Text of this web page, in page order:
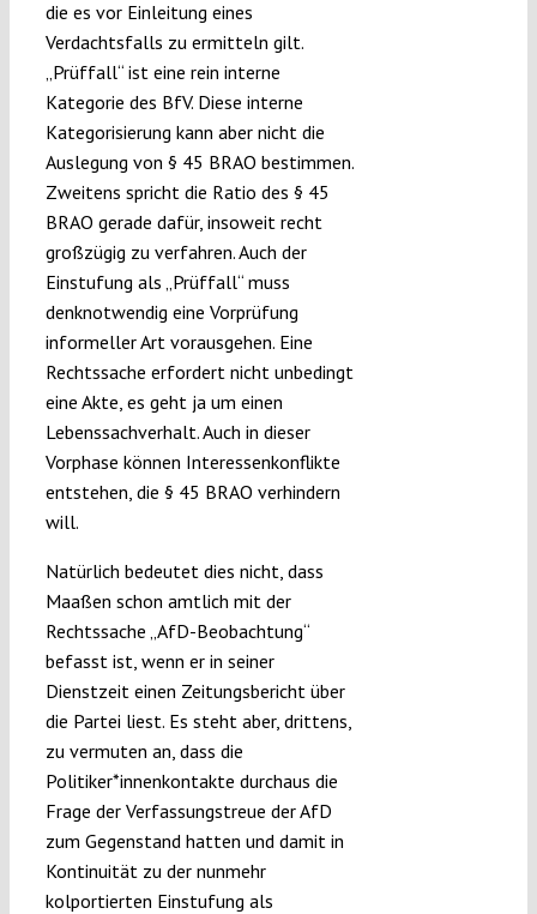
die es vor Einleitung eines
Verdachtsfalls zu ermitteln gilt.
„Prüffall“ ist eine rein interne
Kategorie des BfV. Diese interne
Kategorisierung kann aber nicht die
Auslegung von § 45 BRAO bestimmen.
Zweitens spricht die Ratio des § 45
BRAO gerade dafür, insoweit recht
großzügig zu verfahren. Auch der
Einstufung als „Prüffall“ muss
denknotwendig eine Vorprüfung
informeller Art vorausgehen. Eine
Rechtssache erfordert nicht unbedingt
eine Akte, es geht ja um einen
Lebenssachverhalt. Auch in dieser
Vorphase können Interessenkonflikte
entstehen, die § 45 BRAO verhindern
will.
Natürlich bedeutet dies nicht, dass
Maaßen schon amtlich mit der
Rechtssache „AfD-Beobachtung“
befasst ist, wenn er in seiner
Dienstzeit einen Zeitungsbericht über
die Partei liest. Es steht aber, drittens,
zu vermuten an, dass die
Politiker*innenkontakte durchaus die
Frage der Verfassungstreue der AfD
zum Gegenstand hatten und damit in
Kontinuität zu der nunmehr
kolportierten Einstufung als